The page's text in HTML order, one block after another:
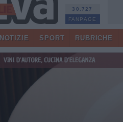
30.727
FANPAGE
NOTIZIE SPORT RUBRICHE